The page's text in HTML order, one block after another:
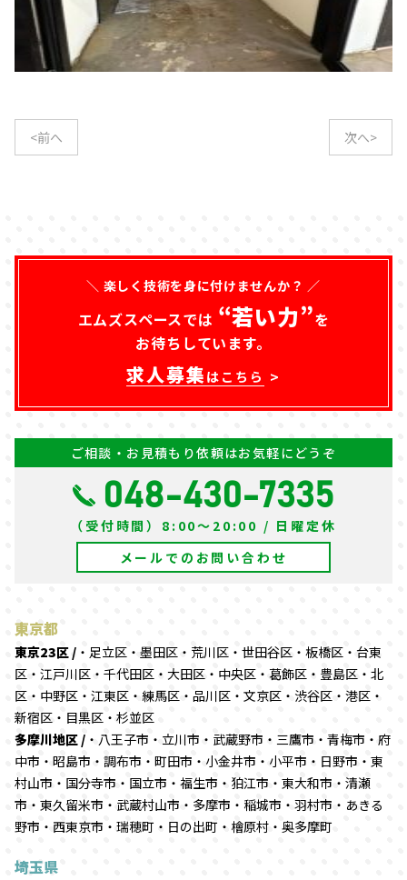
<前へ 次へ>
＼ 楽しく技術を身に付けませんか？ ／
エムズスペースでは “若い力”を
お待ちしています。
求人募集 はこちら
ご相談・お見積もり依頼はお気軽にどうぞ
048-430-7335
（受付時間）8:00～20:00 / 日曜定休
メールでのお問い合わせ
東京都
東京23区 / ・足立区・墨田区・荒川区・世田谷区・板橋区・台東
区・江戸川区・千代田区・大田区・中央区・葛飾区・豊島区・北
区・中野区・江東区・練馬区・品川区・文京区・渋谷区・港区・
新宿区・目黒区・杉並区
多摩川地区 / ・八王子市・立川市・武蔵野市・三鷹市・青梅市・府
中市・昭島市・調布市・町田市・小金井市・小平市・日野市・東
村山市・国分寺市・国立市・福生市・狛江市・東大和市・清瀬
市・東久留米市・武蔵村山市・多摩市・稲城市・羽村市・あきる
野市・西東京市・瑞穂町・日の出町・檜原村・奥多摩町
埼玉県